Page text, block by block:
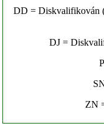
DD = Diskvalifikován
DJ =
ZN